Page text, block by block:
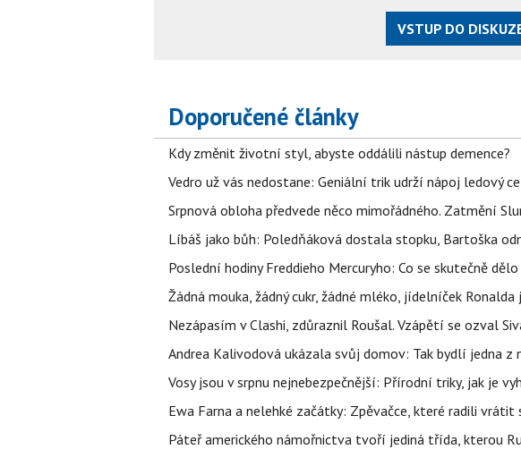
VSTUP DO
Doporučené články
Kdy změnit životní styl, abyste oddálili nástup demence?
Vedro už vás nedostane: Geniální trik udrží nápoj ledový
Srpnová obloha předvede něco mimořádného. Zatmění
Líbáš jako bůh: Poledňáková dostala stopku, Bartoška
Poslední hodiny Freddieho Mercuryho: Co se skutečně
Žádná mouka, žádný cukr, žádné mléko, jídelníček
Nezápasím v Clashi, zdůraznil Roušal. Vzápětí se ozval
Andrea Kalivodová ukázala svůj domov: Tak bydlí jedna
Vosy jsou v srpnu nejnebezpečnější: Přírodní triky, jak je
Ewa Farna a nelehké začátky: Zpěvačce, které radili
Páteř amerického námořnictva tvoří jediná třída, kterou